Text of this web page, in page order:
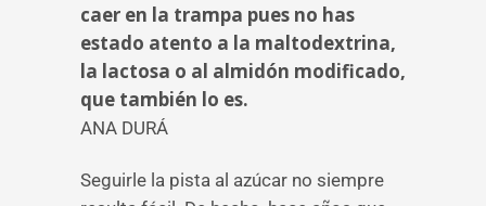
caer en la trampa pues no has
estado atento a la maltodextrina,
la lactosa o al almidón modificado,
que también lo es.
ANA DURÁ
Seguirle la pista al azúcar no siempre